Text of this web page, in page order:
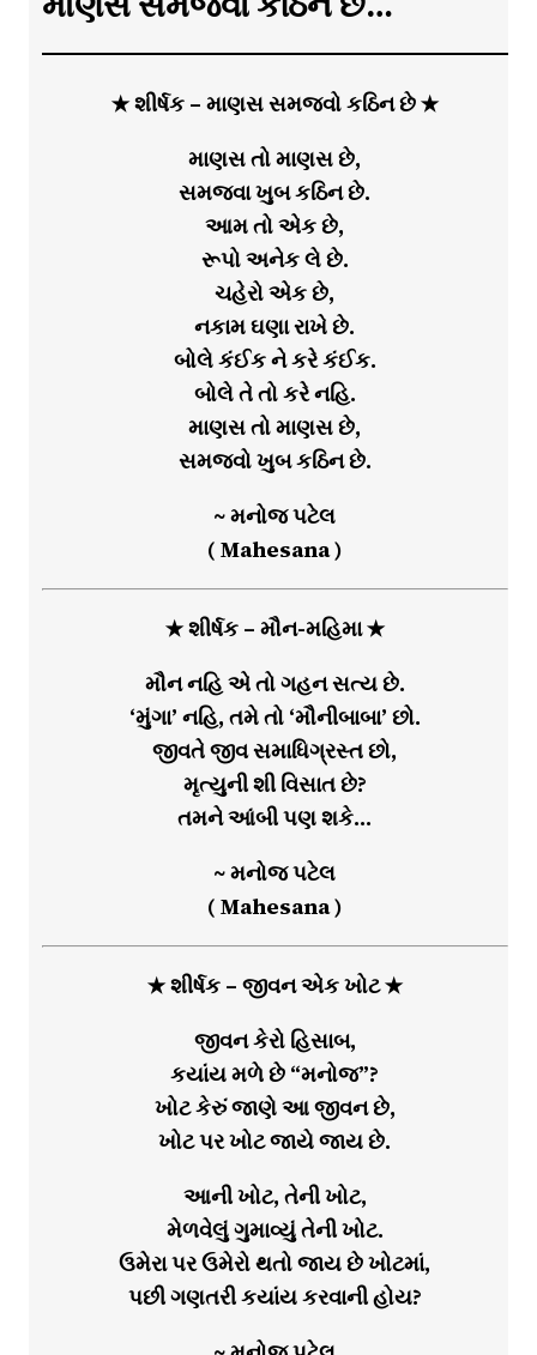
★ શીર્ષક – માણસ સમજવો કઠિન છે ★
માણસ તો માણસ છે,
સમજવા ખુબ કઠિન છે.
આમ તો એક છે,
રૂપો અનેક લે છે.
ચહેરો એક છે,
નકામ ઘણા રાખે છે.
બોલે કંઈક ને કરે કંઈક.
બોલે તે તો કરે નહિ.
માણસ તો માણસ છે,
સમજવો ખુબ કઠિન છે.
~ મનોજ પટેલ
( Mahesana )
★ શીર્ષક – મૌન-મહિમા ★
મૌન નહિ એ તો ગહન સત્ય છે.
‘મુંગા’ નહિ, તમે તો ‘મૌનીબાબા’ છો.
જીવતે જીવ સમાધિગ્રસ્ત છો,
મૃત્યુની શી વિસાત છે?
તમને આંબી પણ શકે…
~ મનોજ પટેલ
( Mahesana )
★ શીર્ષક – જીવન એક ખોટ ★
જીવન કેરો હિસાબ,
કયાંય મળે છે “મનોજ”?
ખોટ કેરું જાણે આ જીવન છે,
ખોટ પર ખોટ જાયે જાય છે.
આની ખોટ, તેની ખોટ,
મેળવેલું ગુમાવ્યું તેની ખોટ.
ઉમેરા પર ઉમેરો થતો જાય છે ખોટમાં,
પછી ગણતરી કયાંય કરવાની હોય?